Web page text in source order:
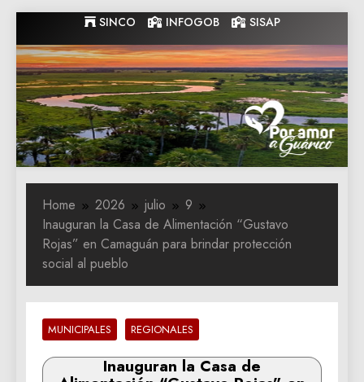
to
content
SINCO INFOGOB SISAP
Gobernacion
de Guarico
Gobernacion de Guarico
Home 2026 julio
9
Inauguran la Casa de Alimentación “Gustavo
Rojas” en Camaguán para brindar protección
social al pueblo
MUNICIPALES REGIONALES
Inauguran la Casa de